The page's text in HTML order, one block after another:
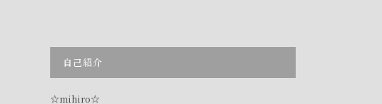
自己紹介
☆mihiro☆